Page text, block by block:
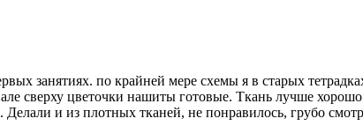
занятиях. по крайней мере схемы я в старых
сверху цветочки нашиты готовые. Ткань лучше
и из плотных тканей, не понравилось, грубо